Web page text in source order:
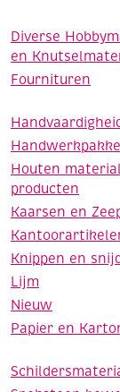
Diverse
en
Fournituren
Houten
producten
Kaarsen en
Knippen en
Lijm
Nieuw
Papier en